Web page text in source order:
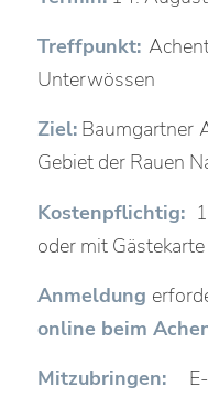
Treffpunkt:
Unterwössen
Ziel:Baumgartner
Gebiet der Rauen
Kostenpflichtig:
oder mit Gästekarte
Anmeldung
online beim
Mitzubringen:E-